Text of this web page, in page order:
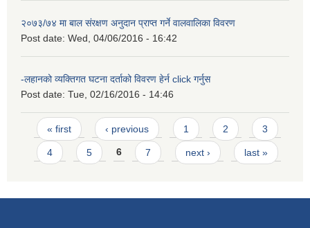
२०७३/७४ मा बाल संरक्षण अनुदान प्राप्त गर्ने वालवालिका विवरण
Post date: Wed, 04/06/2016 - 16:42
-लहानको व्यक्तिगत घटना दर्ताको विवरण हेर्न click गर्नुस
Post date: Tue, 02/16/2016 - 14:46
Pages
« first ‹ previous 1 2 3
4 5 6 7 next › last »